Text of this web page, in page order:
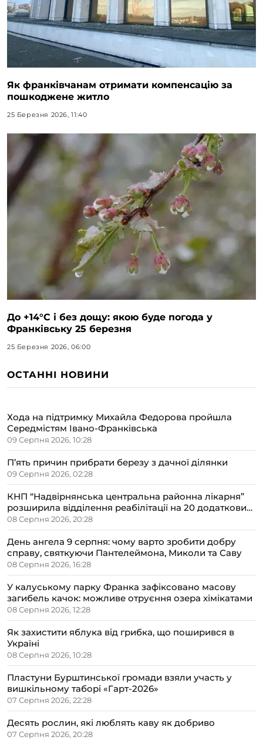
Як франківчанам отримати компенсацію за
пошкоджене житло
25 Березня 2026, 11:40
До +14°C і без дощу: якою буде погода у
Франківську 25 березня
25 Березня 2026, 06:00
ОСТАННІ НОВИНИ
Хода на підтримку Михайла Федорова пройшла
Середмістям Івано-Франківська
09 Серпня 2026, 10:28
П’ять причин прибрати березу з дачної ділянки
09 Серпня 2026, 02:28
КНП “Надвірнянська центральна районна лікарня”
розширила відділення реабілітації на 20 додаткових
ліжок
08 Серпня 2026, 20:28
День ангела 9 серпня: чому варто зробити добру
справу, святкуючи Пантелеймона, Миколи та Саву
08 Серпня 2026, 16:28
У калуському парку Франка зафіксовано масову
загибель качок: можливе отруєння озера хімікатами
08 Серпня 2026, 12:28
Як захистити яблука від грибка, що поширився в
Україні
08 Серпня 2026, 10:28
Пластуни Бурштинської громади взяли участь у
вишкільному таборі «Гарт-2026»
07 Серпня 2026, 22:28
Десять рослин, які люблять каву як добриво
07 Серпня 2026, 20:28